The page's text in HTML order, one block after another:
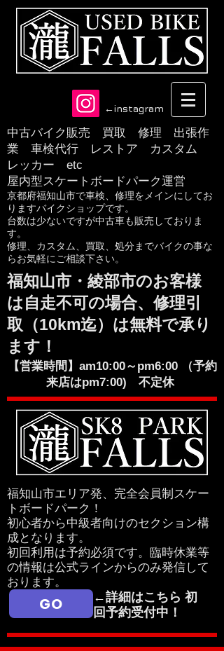
​←instagram
中古バイク販売 買取 修理 出張作
業 車検代行 レストア カスタム
レッカー etc
​屋内型スケートボードパーク運営
京都府福知山市で車検、修理をメインにしてお
りますバイクショップです。
​台数は少ないですが中古車も販売しておりま
す。
​修理、カスタム、買取、処分までバイクの事な
らお気軽にご相談下さい。
福知山市・綾部市のお客様
は自走不可の場合、修理引
取（10km迄）は無料で承り
ます！
【営業時間】am10:00～pm6:00 （予約
来店はpm7:00) 不定休
​福知山市エリア発、完全会員制スケー
トボードパーク！
​初心者から中級者向けのセクション構
成となります。
初回利用は予約必須です。臨時休業等
の情報は公式ラインからのみ発信して
おります。
GO
←詳細はこちら 初
回予約受付中！